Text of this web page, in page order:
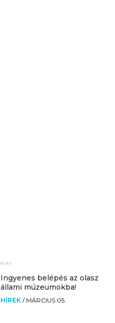
Ingyenes belépés az olasz
állami múzeumokba!
HÍREK / MÁRCIUS 05.